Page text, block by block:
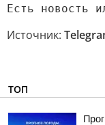
Есть новость
Источник:
ТОП